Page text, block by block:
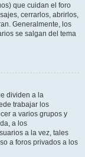
que cuidan el foro
cerrarlos, abrirlos,
Generalmente, los
se salgan del tema
dividen a la
trabajar los
a varios grupos y
a los
a la vez, tales
a foros privados a los